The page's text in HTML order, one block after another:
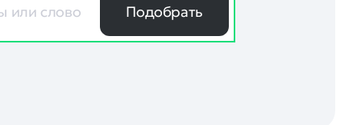
Подобрать